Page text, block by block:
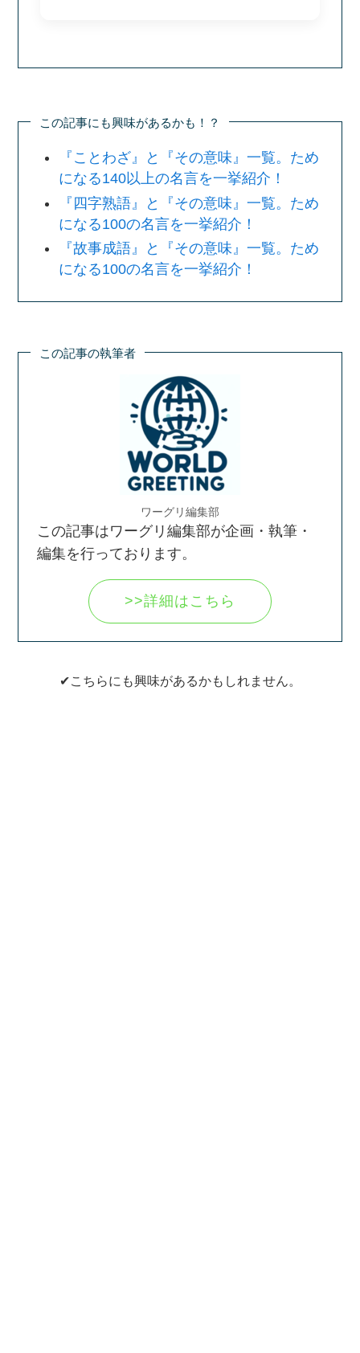
この記事にも興味があるかも！？
『ことわざ』と『その意味』一覧。ため
になる140以上の名言を一挙紹介！
『四字熟語』と『その意味』一覧。ため
になる100の名言を一挙紹介！
『故事成語』と『その意味』一覧。ため
になる100の名言を一挙紹介！
この記事の執筆者
ワーグリ編集部
この記事はワーグリ編集部が企画・執筆・
編集を行っております。
>>詳細はこちら
✔こちらにも興味があるかもしれません。